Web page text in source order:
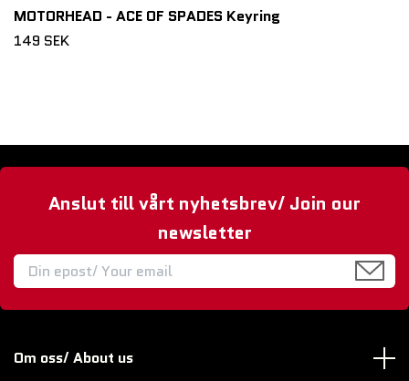
MOTORHEAD - ACE OF SPADES Keyring
149 SEK
Anslut till vårt nyhetsbrev/ Join our
newsletter
Om oss/ About us